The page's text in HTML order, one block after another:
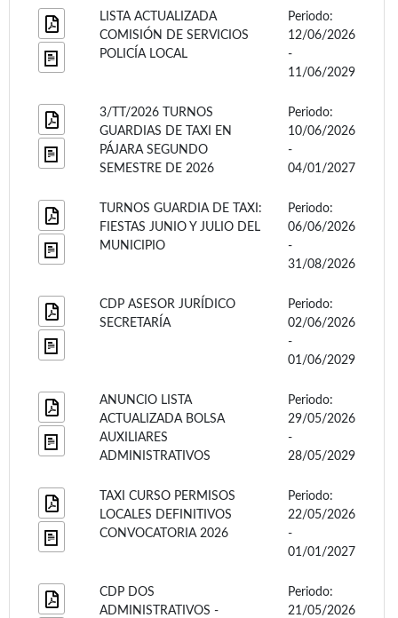
LISTA ACTUALIZADA
COMISIÓN DE SERVICIOS
POLICÍA LOCAL
Periodo:
12/06/2026
-
11/06/2029
3/TT/2026 TURNOS
GUARDIAS DE TAXI EN
PÁJARA SEGUNDO
SEMESTRE DE 2026
Periodo:
10/06/2026
-
04/01/2027
TURNOS GUARDIA DE TAXI:
FIESTAS JUNIO Y JULIO DEL
MUNICIPIO
Periodo:
06/06/2026
-
31/08/2026
CDP ASESOR JURÍDICO
SECRETARÍA
Periodo:
02/06/2026
-
01/06/2029
ANUNCIO LISTA
ACTUALIZADA BOLSA
AUXILIARES
ADMINISTRATIVOS
Periodo:
29/05/2026
-
28/05/2029
TAXI CURSO PERMISOS
LOCALES DEFINITIVOS
CONVOCATORIA 2026
Periodo:
22/05/2026
-
01/01/2027
CDP DOS
ADMINISTRATIVOS -
Periodo:
21/05/2026